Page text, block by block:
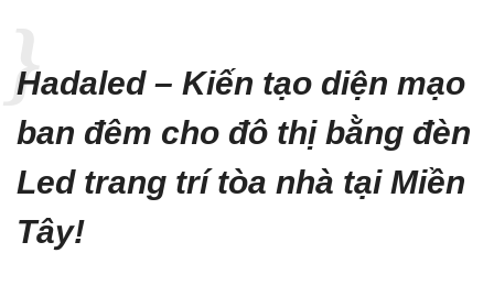
Hadaled – Kiến tạo diện mạo
ban đêm cho đô thị bằng đèn
Led trang trí tòa nhà tại Miền
Tây!